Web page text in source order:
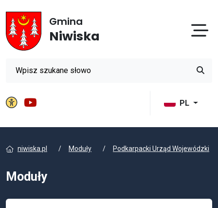
Gmina
Niwiska
PL
Panel ustawień witryny
Gmina Niwiska na YouTube
Wyszukiwarka
niwiska.pl Moduły Podkarpacki Urząd Wojewódzki
Moduły